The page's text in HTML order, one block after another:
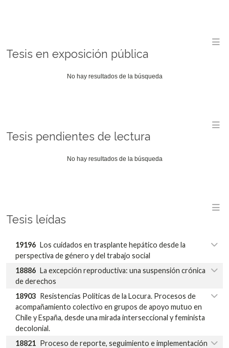
Tesis en exposición pública
No hay resultados de la búsqueda
Tesis pendientes de lectura
No hay resultados de la búsqueda
Tesis leídas
19196 Los cuidados en trasplante hepático desde la
perspectiva de género y del trabajo social
18886 La excepción reproductiva: una suspensión crónica
de derechos
18903 Resistencias Políticas de la Locura. Procesos de
acompañamiento colectivo en grupos de apoyo mutuo en
Chile y España, desde una mirada interseccional y feminista
decolonial.
18821 Proceso de reporte, seguimiento e implementación